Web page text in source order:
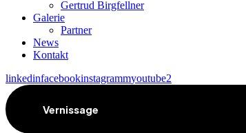
Gertrud Birgfellner
Galerie
Partner
News
Kontakt
linkedinfacebookinstagrammyoutube2
Vernissage